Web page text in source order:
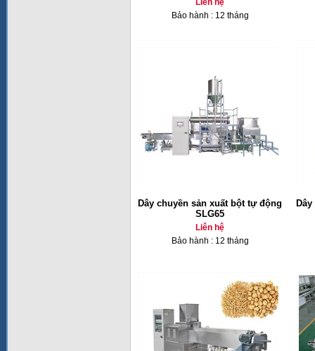
Liên hệ
Bảo hành : 12 tháng
Dây chuyền sản xuất bột tự động
SLG65
Liên hệ
Bảo hành : 12 tháng